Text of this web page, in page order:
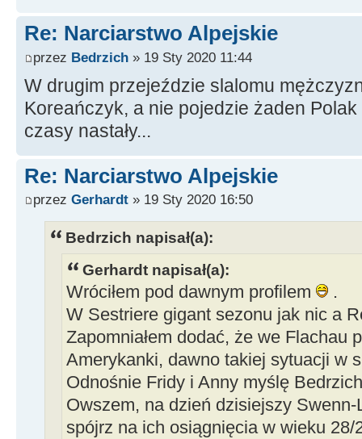
Re: Narciarstwo Alpejskie
przez Bedrzich » 19 Sty 2020 11:44
W drugim przejeździe slalomu
Koreańczyk, a nie pojedzie żaden
czasy nastały...
Re: Narciarstwo Alpejskie
przez Gerhardt » 19 Sty 2020 16:50
Bedrzich napisał(a):
Gerhardt napisał(a):
Wróciłem pod dawnym profilem
.
W Sestriere gigant sezonu jak nic a
Zapomniałem dodać, że we Flachau
Amerykanki, dawno takiej sytuacji w
Odnośnie Fridy i Anny myślę
Owszem, na dzień dzisiejszy Swenn-
spójrz na ich osiągnięcia w wieku